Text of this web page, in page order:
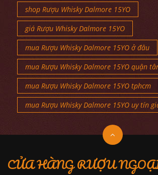
shop Rượu Whisky Dalmore 15YO
giá Rượu Whisky Dalmore 15YO
mua Rượu Whisky Dalmore 15YO ở đâu
mua Rượu Whisky Dalmore 15YO quận
mua Rượu Whisky Dalmore 15YO tphcm
mua Rượu Whisky Dalmore 15YO uy tín
CỬA HÀNG RƯỢU